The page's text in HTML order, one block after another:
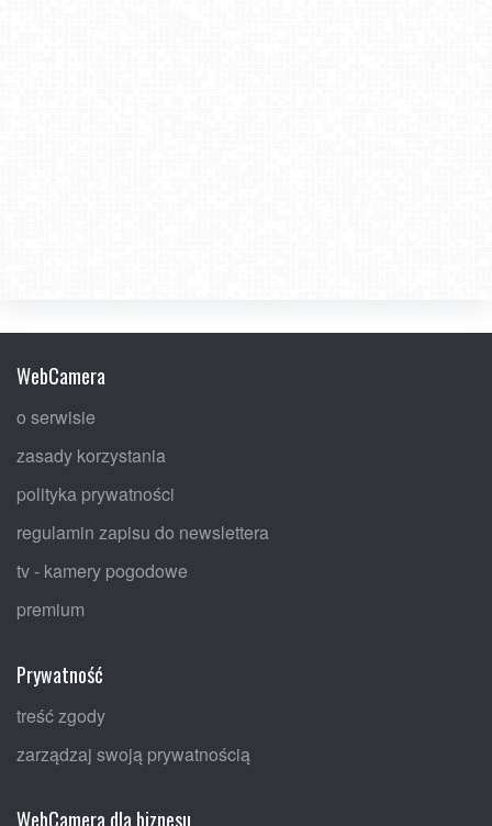
WebCamera
o serwisie
zasady korzystania
polityka prywatności
regulamin zapisu do newslettera
tv - kamery pogodowe
premium
Prywatność
treść zgody
zarządzaj swoją prywatnością
WebCamera dla biznesu